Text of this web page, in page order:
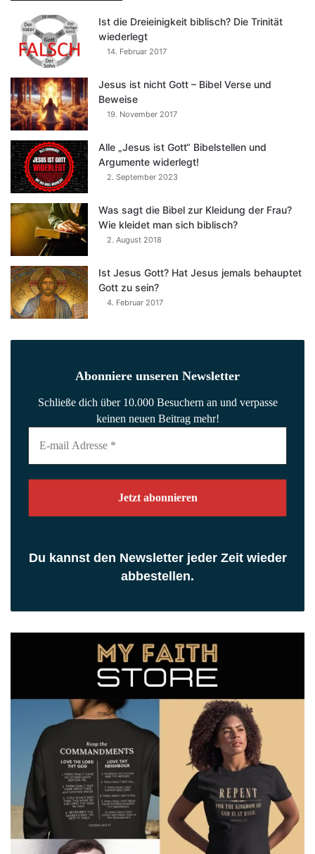
Ist die Dreieinigkeit biblisch? Die Trinität
wiederlegt
14. Februar 2017
Jesus ist nicht Gott – Bibel Verse und
Beweise
19. November 2017
Alle „Jesus ist Gott“ Bibelstellen und
Argumente widerlegt!
2. September 2023
Was sagt die Bibel zur Kleidung der Frau?
Wie kleidet man sich biblisch?
2. August 2018
Ist Jesus Gott? Hat Jesus jemals behauptet
Gott zu sein?
4. Februar 2017
Abonniere unseren Newsletter
Schließe dich über 10.000 Besuchern an und verpasse
keinen neuen Beitrag mehr!
E-
mail
Du kannst den Newsletter jeder Zeit wieder
abbestellen.